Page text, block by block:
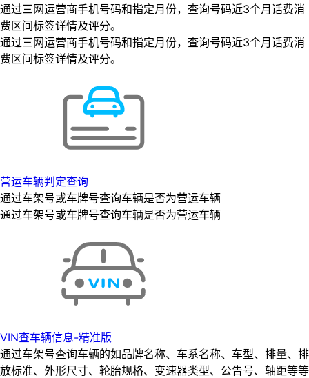
通过三网运营商手机号码和指定月份，查询号码近3个月话费消
费区间标签详情及评分。
通过三网运营商手机号码和指定月份，查询号码近3个月话费消
费区间标签详情及评分。
营运车辆判定查询
通过车架号或车牌号查询车辆是否为营运车辆
通过车架号或车牌号查询车辆是否为营运车辆
VIN查车辆信息-精准版
通过车架号查询车辆的如品牌名称、车系名称、车型、排量、排
放标准、外形尺寸、轮胎规格、变速器类型、公告号、轴距等等